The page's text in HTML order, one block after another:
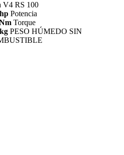
V4 RS 100
Potencia
Torque
PESO HÚMEDO SIN